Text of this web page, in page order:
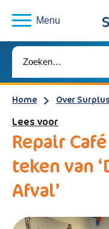
Menu
Home Over Surplus
Lees voor
Repair
teken van
Afval’